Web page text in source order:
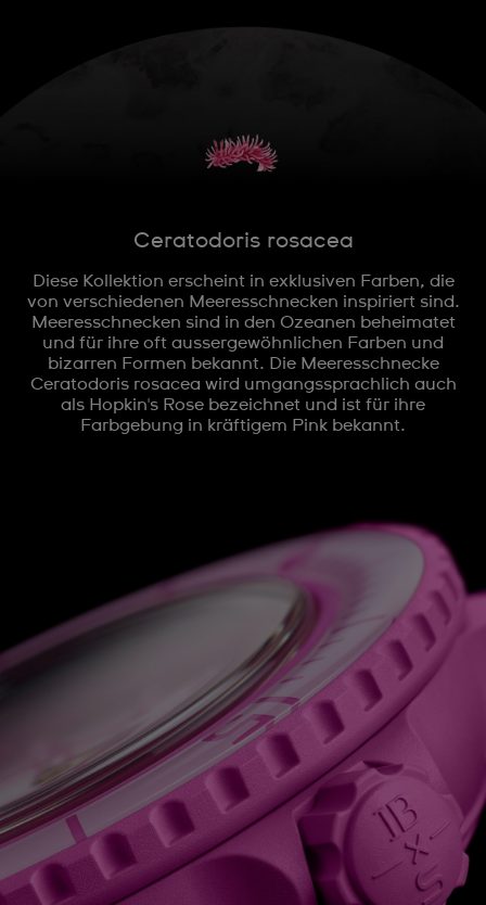
Ceratodoris rosacea
Diese Kollektion erscheint in exklusiven Farben, die
von verschiedenen Meeresschnecken inspiriert sind.
Meeresschnecken sind in den Ozeanen beheimatet
und für ihre oft aussergewöhnlichen Farben und
bizarren Formen bekannt. Die Meeresschnecke
Ceratodoris rosacea wird umgangssprachlich auch
als Hopkin's Rose bezeichnet und ist für ihre
Farbgebung in kräftigem Pink bekannt.